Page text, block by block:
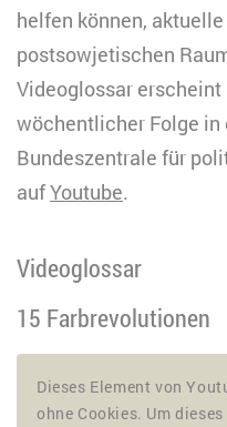
helfen können,
postsowjetischen
Videoglossar erscheint
wöchentlicher Folge in
Bundeszentrale für
aufYoutube.
Videoglossar
15 Farbrevolutionen
Dieses Element von
ohne Cookies. Um